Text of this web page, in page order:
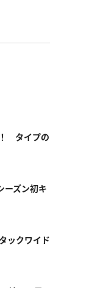
タイプの
ーズン初キ
ックワイド